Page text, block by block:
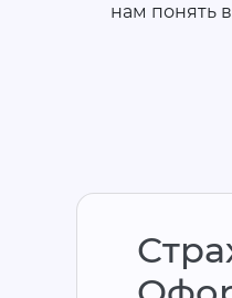
нам понять